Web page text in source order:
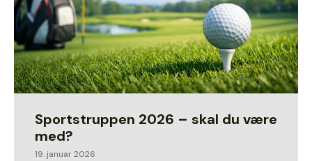
Sportstruppen 2026 – skal du være
med?
19. januar 2026